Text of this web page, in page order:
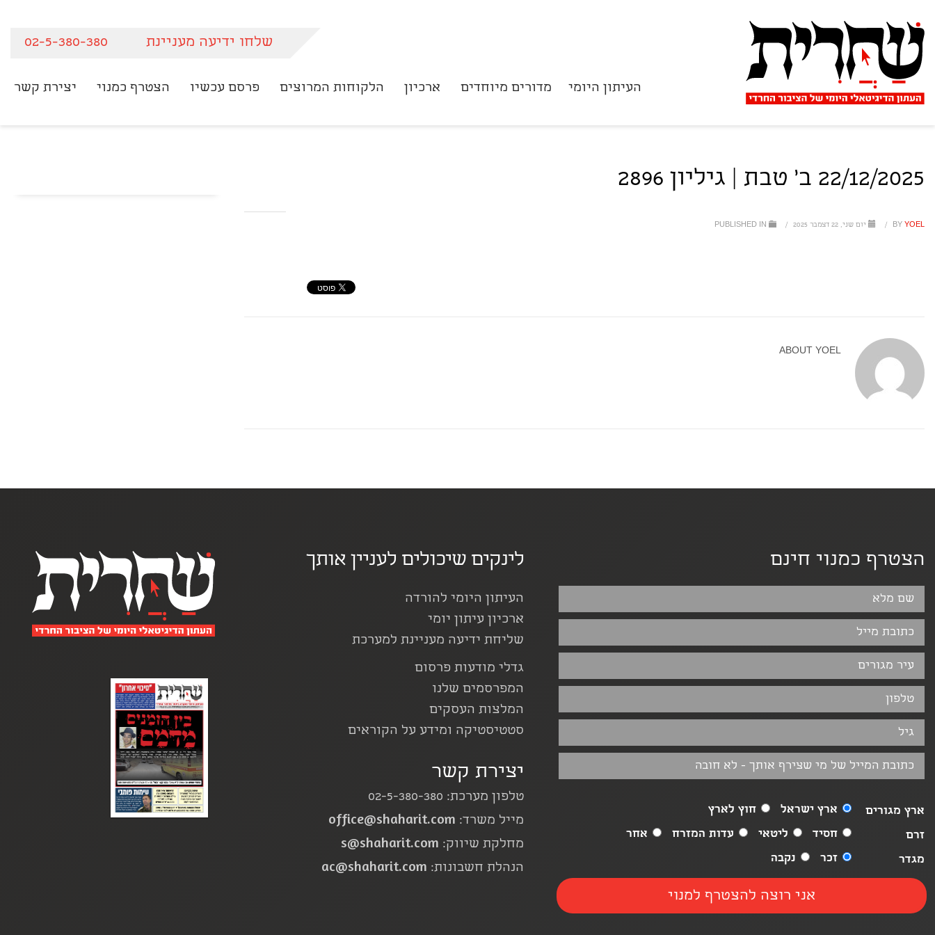
שלחו ידיעה מעניינת 02-5-380-380
העיתון היומי מדורים מיוחדים ארכיון הלקוחות המרוצים פרסם עכשיו הצטרף כמנוי יצירת קשר
22/12/2025 ב' טבת | גיליון 2896
BY YOEL
/ יום שני, 22 דצמבר 2025 /
ABOUT YOEL
הצטרף כמנוי חינם
ארץ מגורים ארץ ישראל
חוץ לארץ
זרם
חסיד ליטאי עדות המזרח
אחר
מגדר
זכר נקבה
לינקים שיכולים לעניין אותך
העיתון היומי להורדה
ארכיון עיתון יומי
שליחת ידיעה מעניינת למערכת
גדלי מודעות פרסום
המפרסמים שלנו
המלצות העסקים
סטטיסטיקה ומידע על הקוראים
יצירת קשר
טלפון מערכת: 02-5-380-380
מייל משרד: office@shaharit.com
מחלקת שיווק: s@shaharit.com
הנהלת חשבונות: ac@shaharit.com